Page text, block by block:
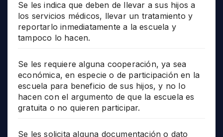
Se les indica que deben de llevar a sus hijos a
los servicios médicos, llevar un tratamiento y
reportarlo inmediatamente a la escuela y
tampoco lo hacen.
Se les requiere alguna cooperación, ya sea
económica, en especie o de participación en la
escuela para beneficio de sus hijos, y no lo
hacen con el argumento de que la escuela es
gratuita o no quieren participar.
Se les solicita alguna documentación o dato